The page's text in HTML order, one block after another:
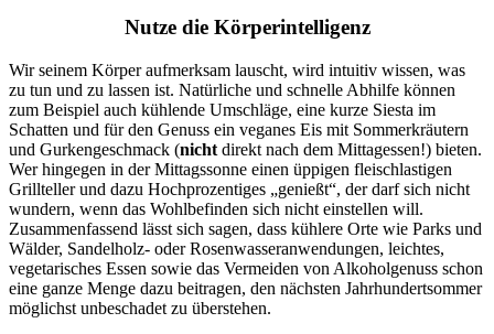
Nutze die Körperintelligenz
Wir seinem Körper aufmerksam lauscht, wird intuitiv wissen, was
zu tun und zu lassen ist. Natürliche und schnelle Abhilfe können
zum Beispiel auch kühlende Umschläge, eine kurze Siesta im
Schatten und für den Genuss ein veganes Eis mit Sommerkräutern
und Gurkengeschmack (nicht direkt nach dem Mittagessen!) bieten.
Wer hingegen in der Mittagssonne einen üppigen fleischlastigen
Grillteller und dazu Hochprozentiges „genießt“, der darf sich nicht
wundern, wenn das Wohlbefinden sich nicht einstellen will.
Zusammenfassend lässt sich sagen, dass kühlere Orte wie Parks und
Wälder, Sandelholz- oder Rosenwasseranwendungen, leichtes,
vegetarisches Essen sowie das Vermeiden von Alkoholgenuss schon
eine ganze Menge dazu beitragen, den nächsten Jahrhundertsommer
möglichst unbeschadet zu überstehen.